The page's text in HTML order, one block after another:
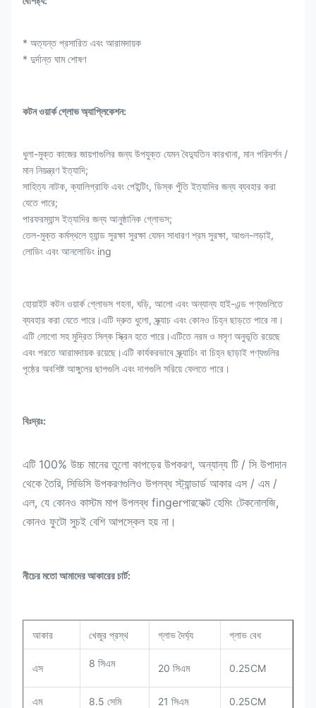
* অত্যন্ত প্রসারিত এবং আরামদায়ক
* দুর্দান্ত ঘাম শোষণ
কটন ওয়ার্ক গ্লোভ অ্যাপ্লিকেশন:
ধুলা-মুক্ত কাজের জায়গাগুলির জন্য উপযুক্ত যেমন বৈদ্যুতিন কারখানা, মান পরিদর্শন /
মান নিয়ন্ত্রণ ইত্যাদি;
সাহিত্য নাটক, ক্যালিগ্রাফি এবং পেইন্টিং, ডিস্ক পুঁতি ইত্যাদির জন্য ব্যবহার করা
যেতে পারে;
পারফরম্যান্স ইত্যাদির জন্য আনুষ্ঠানিক গ্লোভস;
তেল-মুক্ত কর্মস্থলে হ্যান্ড সুরক্ষা সুরক্ষা যেমন সাধারণ শ্রম সুরক্ষা, আগুন-লড়াই,
লোডিং এবং আনলোডিং ing
হোয়াইট কটন ওয়ার্ক গ্লোভস গহনা, ঘড়ি, আলো এবং অন্যান্য হাই-এন্ড পণ্যগুলিতে
ব্যবহার করা যেতে পারে।এটি দ্রুত ধুলো, স্ক্র্যাচ এবং কোনও চিহ্ন ছাড়তে পারে না।
এটি লোগো সহ মুদ্রিত সিল্ক স্ক্রিন হতে পারে।এটিতে নরম ও মসৃণ অনুভূতি রয়েছে
এবং পরতে আরামদায়ক রয়েছে।এটি কার্যকরভাবে স্ক্র্যাচিং বা চিহ্ন ছাড়াই পণ্যগুলির
পৃষ্ঠের অবশিষ্ট আঙ্গুলের ছাপগুলি এবং দাগগুলি সরিয়ে ফেলতে পারে।
বিঃদ্রঃ:
এটি 100% উচ্চ মানের তুলো কাপড়ের উপকরণ, অন্যান্য টি / সি উপাদান
থেকে তৈরি, সিভিসি উপকরণগুলিও উপলব্ধ স্ট্যান্ডার্ড আকার এস / এম /
এল, যে কোনও কাস্টম মাপ উপলব্ধ fingerপারফেক্ট হেমিং টেকনোলজি,
কোনও ফুটো সুচই বেশি আপস্কেল হয় না।
নীচের মতো আমাদের আকারের চার্ট:
আকার খেজুর প্রস্থ গ্লাভ দৈর্ঘ্য গ্লাভ বেধ
এস 8 সিএম 20 সিএম 0.25CM
এম 8.5 সেমি 21 সিএম 0.25CM